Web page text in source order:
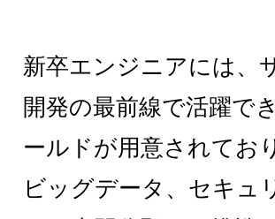
新卒エンジニアには、
開発の最前線で活躍で
ールドが用意されてお
ビッグデータ、セキュ